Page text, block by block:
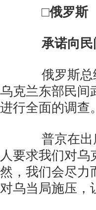
□俄罗斯
承诺向
俄罗斯总
乌克兰东部民间
进行全面的调查。
普京在出席
人要求我们对
然，我们会尽力
对乌当局施压，